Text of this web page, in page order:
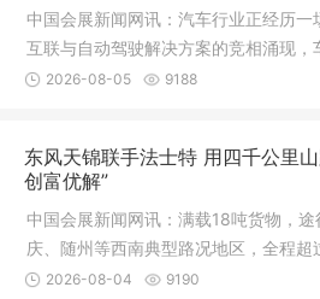
中国会展新闻网讯：汽车行业正经历
互联与自动驾驶解决方案的竞相涌现，
向新高。
2026-08-05 9188
东风天锦联手法士特 用四千公里
创富优解”
中国会展新闻网讯：满载18吨货物，
庆、随州等西南典型路况地区，全程
合百公
2026-08-04 9190